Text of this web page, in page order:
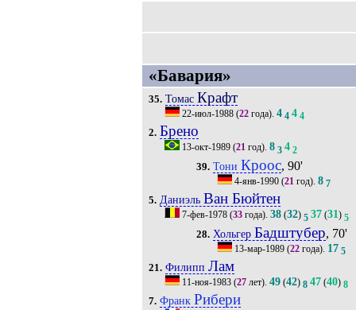
«Бавария»
35. Томас Крафт
22-июл-1988(22года). 4 4 4 4
2. Брено
13-окт-1989(21год). 8 3 4 2
39. Тони Кроос, 90'
4-янв-1990 (21 год).8 7
5. Даниэль Ван Бюйтен
7-фев-1978(33года). 38(32) 5 37(31) 5
28. Хольгер Бадштубер, 70'
13-мар-1989 (22 года). 17 5
21. Филипп Лам
11-ноя-1983(27лет). 49(42) 8 47(40) 8
7. Франк Рибери